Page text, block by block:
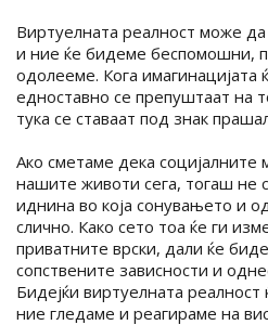
Виртуелната реалност може
и ние ќе бидеме беспомошни,
одолееме. Кога имагинацијата
едноставно се препуштаат на
тука се ставаат под знак
Ако сметаме дека социјалните
нашите животи сега, тогаш не
иднина во која сонувањето и
слично. Како сето тоа ќе ги
приватните врски, дали ќе
сопствените зависности и
Бидејќи виртуелната
ние гледаме и реагираме на